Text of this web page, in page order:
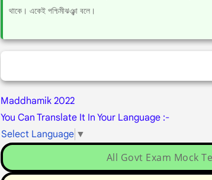
থাকে। একেই পশ্চিমীঝঞ্ঝা বলে।
Maddhamik 2022
You Can Translate It In Your Language :-
Select Language ▼
All Govt Exam Mock